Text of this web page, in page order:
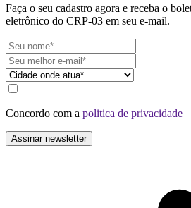
Faça o seu cadastro agora e receba o
eletrônico do CRP-03 em seu e-mail.
Concordo com a politica de privacidade